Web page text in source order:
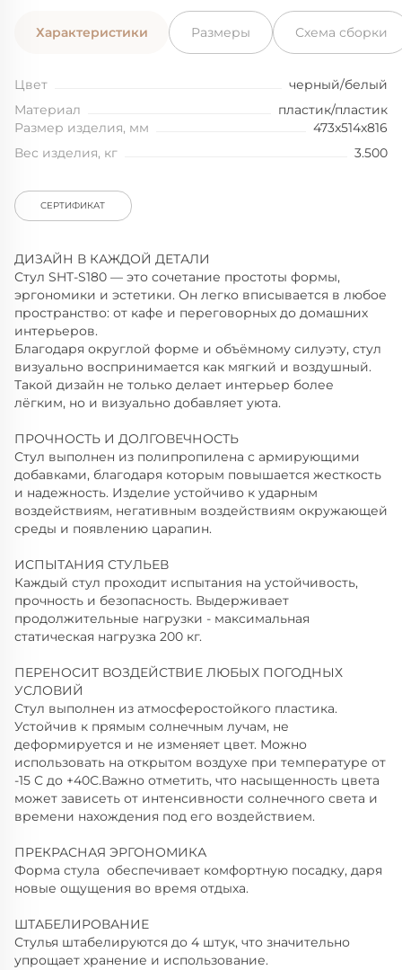
Характеристики Размеры Схема сборки
Цвет
черный/белый
Материал
пластик/пластик
Размер изделия, мм
473x514x816
Вес изделия, кг
3.500
СЕРТИФИКАТ
ДИЗАЙН В КАЖДОЙ ДЕТАЛИ
Стул SHT-S180 — это сочетание простоты формы,
эргономики и эстетики. Он легко вписывается в любое
пространство: от кафе и переговорных до домашних
интерьеров.
Благодаря округлой форме и объёмному силуэту, стул
визуально воспринимается как мягкий и воздушный.
Такой дизайн не только делает интерьер более
лёгким, но и визуально добавляет уюта.
ПРОЧНОСТЬ И ДОЛГОВЕЧНОСТЬ
Стул выполнен из полипропилена с армирующими
добавками, благодаря которым повышается жесткость
и надежность. Изделие устойчиво к ударным
воздействиям, негативным воздействиям окружающей
среды и появлению царапин.
ИСПЫТАНИЯ СТУЛЬЕВ
Каждый стул проходит испытания на устойчивость,
прочность и безопасность. Выдерживает
продолжительные нагрузки - максимальная
статическая нагрузка 200 кг.
ПЕРЕНОСИТ ВОЗДЕЙСТВИЕ ЛЮБЫХ ПОГОДНЫХ
УСЛОВИЙ
Стул выполнен из атмосферостойкого пластика.
Устойчив к прямым солнечным лучам, не
деформируется и не изменяет цвет. Можно
использовать на открытом воздухе при температуре от
-15 С до +40С.Важно отметить, что насыщенность цвета
может зависеть от интенсивности солнечного света и
времени нахождения под его воздействием.
ПРЕКРАСНАЯ ЭРГОНОМИКА
Форма стула обеспечивает комфортную посадку, даря
новые ощущения во время отдыха.
ШТАБЕЛИРОВАНИЕ
Стулья штабелируются до 4 штук, что значительно
упрощает хранение и использование.